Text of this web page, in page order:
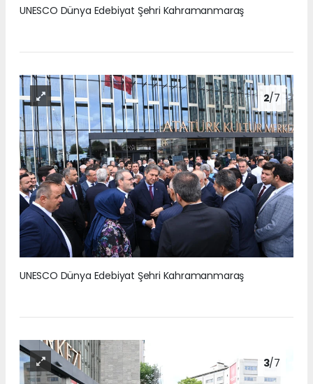
UNESCO Dünya Edebiyat Şehri Kahramanmaraş
2/7
UNESCO Dünya Edebiyat Şehri Kahramanmaraş
3/7